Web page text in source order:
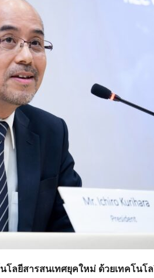
ลยีสารสนเทศยุคใหม่ ด้วยเทคโน